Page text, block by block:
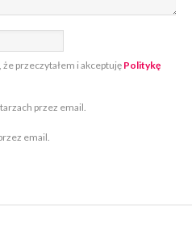
przeczytałem i akceptuję Politykę
przez email.
email.